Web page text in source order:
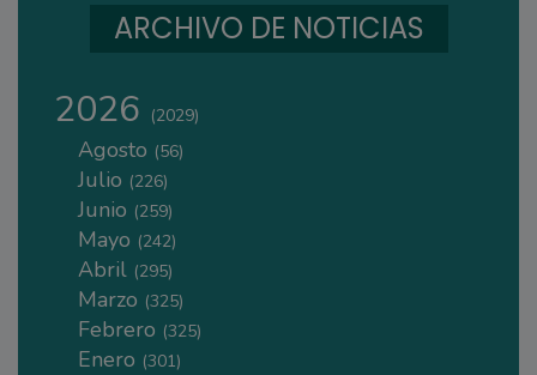
ARCHIVO DE NOTICIAS
2026 (2029)
Agosto (56)
Julio (226)
Junio (259)
Mayo (242)
Abril (295)
Marzo (325)
Febrero (325)
Enero (301)